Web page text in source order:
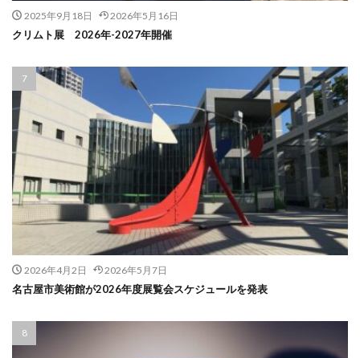
2025年9月18日 2026年5月16日
クリムト展 2026年-2027年開催
2026年4月2日 2026年5月7日
名古屋市美術館が2026年度展覧会スケジュールを発表